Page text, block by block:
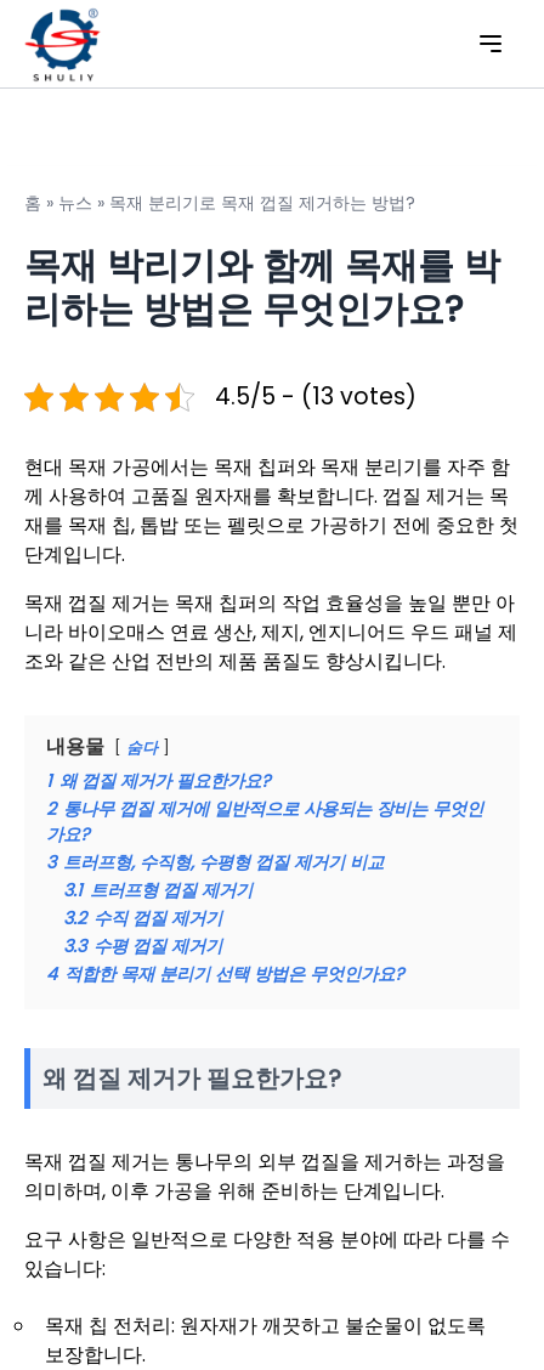
홈 » 뉴스 » 목재 분리기로 목재 껍질 제거하는 방법?
목재 박리기와 함께 목재를 박
리하는 방법은 무엇인가요?
4.5/5 - (13 votes)
현대 목재 가공에서는 목재 칩퍼와 목재 분리기를 자주 함
께 사용하여 고품질 원자재를 확보합니다. 껍질 제거는 목
재를 목재 칩, 톱밥 또는 펠릿으로 가공하기 전에 중요한 첫
단계입니다.
목재 껍질 제거는 목재 칩퍼의 작업 효율성을 높일 뿐만 아
니라 바이오매스 연료 생산, 제지, 엔지니어드 우드 패널 제
조와 같은 산업 전반의 제품 품질도 향상시킵니다.
내용물 숨다
1 왜 껍질 제거가 필요한가요?
2 통나무 껍질 제거에 일반적으로 사용되는 장비는 무엇인
가요?
3 트러프형, 수직형, 수평형 껍질 제거기 비교
3.1 트러프형 껍질 제거기
3.2 수직 껍질 제거기
3.3 수평 껍질 제거기
4 적합한 목재 분리기 선택 방법은 무엇인가요?
왜 껍질 제거가 필요한가요?
목재 껍질 제거는 통나무의 외부 껍질을 제거하는 과정을
의미하며, 이후 가공을 위해 준비하는 단계입니다.
요구 사항은 일반적으로 다양한 적용 분야에 따라 다를 수
있습니다:
목재 칩 전처리: 원자재가 깨끗하고 불순물이 없도록
보장합니다.